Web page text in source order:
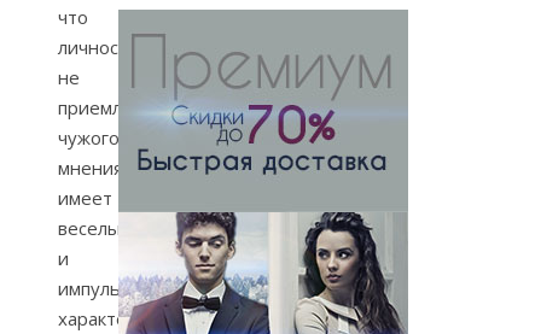
что
личность
не
приемлет
чужого
мнения,
имеет
веселый
и
импульсивный
характер.